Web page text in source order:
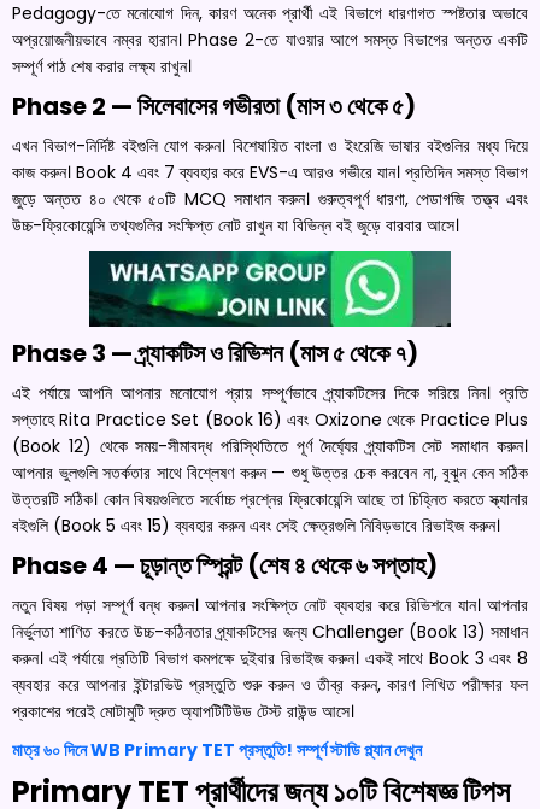
Pedagogy-তে মনোযোগ দিন, কারণ অনেক প্রার্থী এই বিভাগে ধারণাগত স্পষ্টতার অভাবে
অপ্রয়োজনীয়ভাবে নম্বর হারান। Phase 2-তে যাওয়ার আগে সমস্ত বিভাগের অন্তত একটি
সম্পূর্ণ পাঠ শেষ করার লক্ষ্য রাখুন।
Phase 2 — সিলেবাসের গভীরতা (মাস ৩ থেকে ৫)
এখন বিভাগ-নির্দিষ্ট বইগুলি যোগ করুন। বিশেষায়িত বাংলা ও ইংরেজি ভাষার বইগুলির মধ্য দিয়ে
কাজ করুন। Book 4 এবং 7 ব্যবহার করে EVS-এ আরও গভীরে যান। প্রতিদিন সমস্ত বিভাগ
জুড়ে অন্তত ৪০ থেকে ৫০টি MCQ সমাধান করুন। গুরুত্বপূর্ণ ধারণা, পেডাগজি তত্ত্ব এবং
উচ্চ-ফ্রিকোয়েন্সি তথ্যগুলির সংক্ষিপ্ত নোট রাখুন যা বিভিন্ন বই জুড়ে বারবার আসে।
Phase 3 — প্র্যাকটিস ও রিভিশন (মাস ৫ থেকে ৭)
এই পর্যায়ে আপনি আপনার মনোযোগ প্রায় সম্পূর্ণভাবে প্র্যাকটিসের দিকে সরিয়ে নিন। প্রতি
সপ্তাহে Rita Practice Set (Book 16) এবং Oxizone থেকে Practice Plus
(Book 12) থেকে সময়-সীমাবদ্ধ পরিস্থিতিতে পূর্ণ দৈর্ঘ্যের প্র্যাকটিস সেট সমাধান করুন।
আপনার ভুলগুলি সতর্কতার সাথে বিশ্লেষণ করুন — শুধু উত্তর চেক করবেন না, বুঝুন কেন সঠিক
উত্তরটি সঠিক। কোন বিষয়গুলিতে সর্বোচ্চ প্রশ্নের ফ্রিকোয়েন্সি আছে তা চিহ্নিত করতে স্ক্যানার
বইগুলি (Book 5 এবং 15) ব্যবহার করুন এবং সেই ক্ষেত্রগুলি নিবিড়ভাবে রিভাইজ করুন।
Phase 4 — চূড়ান্ত স্প্রিন্ট (শেষ ৪ থেকে ৬ সপ্তাহ)
নতুন বিষয় পড়া সম্পূর্ণ বন্ধ করুন। আপনার সংক্ষিপ্ত নোট ব্যবহার করে রিভিশনে যান। আপনার
নির্ভুলতা শাণিত করতে উচ্চ-কঠিনতার প্র্যাকটিসের জন্য Challenger (Book 13) সমাধান
করুন। এই পর্যায়ে প্রতিটি বিভাগ কমপক্ষে দুইবার রিভাইজ করুন। একই সাথে Book 3 এবং 8
ব্যবহার করে আপনার ইন্টারভিউ প্রস্তুতি শুরু করুন ও তীব্র করুন, কারণ লিখিত পরীক্ষার ফল
প্রকাশের পরেই মোটামুটি দ্রুত অ্যাপটিটিউড টেস্ট রাউন্ড আসে।
মাত্র ৬০ দিনে WB Primary TET প্রস্তুতি! সম্পূর্ণ স্টাডি প্ল্যান দেখুন
Primary TET প্রার্থীদের জন্য ১০টি বিশেষজ্ঞ টিপস